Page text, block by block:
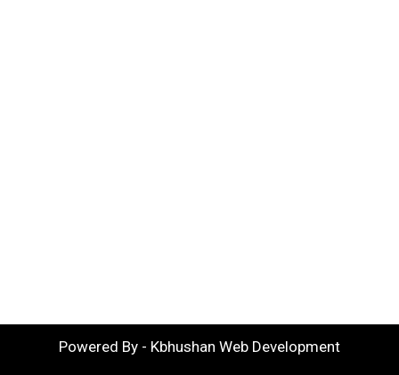
Powered By - Kbhushan Web Development